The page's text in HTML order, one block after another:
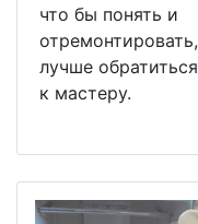
что бы понять и
отремонтировать,
лучше обратиться
к мастеру.